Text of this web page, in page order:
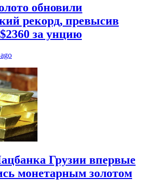
обновили
рекорд, превысив
за унцию
Грузии впервые
монетарным золотом